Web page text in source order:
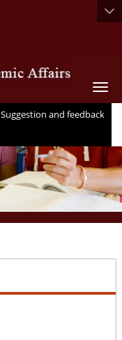
Suggestion and feedback